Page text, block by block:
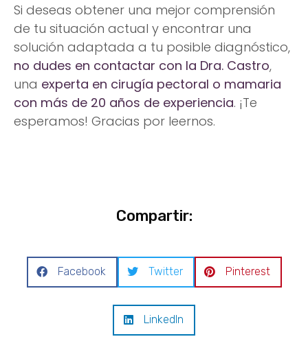
Si deseas obtener una mejor comprensión
de tu situación actual y encontrar una
solución adaptada a tu posible diagnóstico,
no dudes en contactar con la Dra. Castro,
una experta en cirugía pectoral o mamaria
con más de 20 años de experiencia. ¡Te
esperamos! Gracias por leernos.
Compartir:
Facebook Twitter Pinterest
LinkedIn